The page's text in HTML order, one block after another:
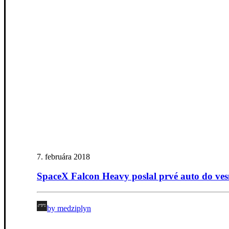
7. februára 2018
SpaceX Falcon Heavy poslal prvé auto do
by medziplyn